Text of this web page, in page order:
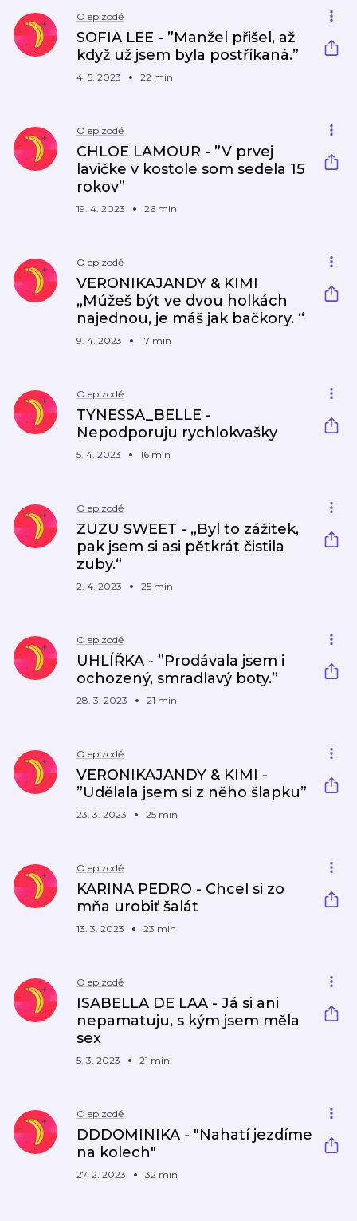
O epizodě
SOFIA LEE - ”Manžel přišel, až
když už jsem byla postříkaná.”
4. 5. 2023 22 min
O epizodě
CHLOE LAMOUR - ”V prvej
lavičke v kostole som sedela 15
rokov”
19. 4. 2023 26 min
O epizodě
VERONIKAJANDY & KIMI
„Múžeš být ve dvou holkách
najednou, je máš jak bačkory. “
9. 4. 2023 17 min
O epizodě
TYNESSA_BELLE -
Nepodporuju rychlokvašky
5. 4. 2023 16 min
O epizodě
ZUZU SWEET - „Byl to zážitek,
pak jsem si asi pětkrát čistila
zuby.“
2. 4. 2023 25 min
O epizodě
UHLÍŘKA - ”Prodávala jsem i
ochozený, smradlavý boty.”
28. 3. 2023 21 min
O epizodě
VERONIKAJANDY & KIMI -
”Udělala jsem si z něho šlapku”
23. 3. 2023 25 min
O epizodě
KARINA PEDRO - Chcel si zo
mňa urobiť šalát
13. 3. 2023 23 min
O epizodě
ISABELLA DE LAA - Já si ani
nepamatuju, s kým jsem měla
sex
5. 3. 2023 21 min
O epizodě
DDDOMINIKA - "Nahatí jezdíme
na kolech"
27. 2. 2023 32 min